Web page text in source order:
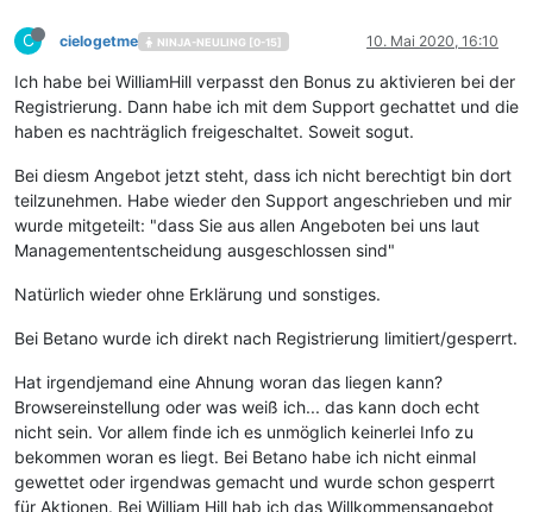
C cielogetme NINJA-NEULING [0-15] 10. Mai 2020, 16:10
Ich habe bei WilliamHill verpasst den Bonus zu aktivieren bei der
Registrierung. Dann habe ich mit dem Support gechattet und die
haben es nachträglich freigeschaltet. Soweit sogut.
Bei diesm Angebot jetzt steht, dass ich nicht berechtigt bin dort
teilzunehmen. Habe wieder den Support angeschrieben und mir
wurde mitgeteilt: "dass Sie aus allen Angeboten bei uns laut
Managemententscheidung ausgeschlossen sind"
Natürlich wieder ohne Erklärung und sonstiges.
Bei Betano wurde ich direkt nach Registrierung limitiert/gesperrt.
Hat irgendjemand eine Ahnung woran das liegen kann?
Browsereinstellung oder was weiß ich... das kann doch echt
nicht sein. Vor allem finde ich es unmöglich keinerlei Info zu
bekommen woran es liegt. Bei Betano habe ich nicht einmal
gewettet oder irgendwas gemacht und wurde schon gesperrt
für Aktionen. Bei William Hill hab ich das Willkommensangebot